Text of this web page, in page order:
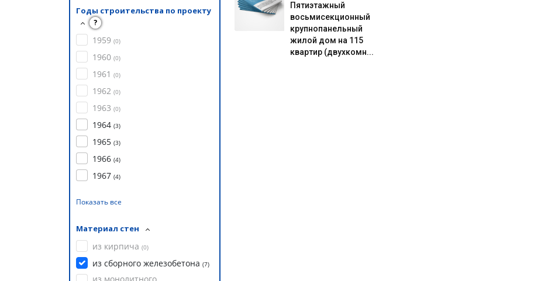
Годы строительства по проекту
?
1959 (0)
1960 (0)
1961 (0)
1962 (0)
1963 (0)
1964 (3)
1965 (3)
1966 (4)
1967 (4)
Показать все
Материал стен
из кирпича (0)
из сборного железобетона (7)
Пятиэтажный
восьмисекционный
крупнопанельный
жилой дом на 115
квартир (двухкомн...